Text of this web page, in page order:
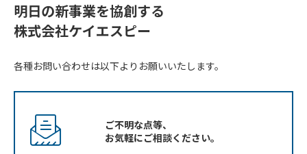
明日の新事業を協創する
株式会社ケイエスピー
各種お問い合わせは以下よりお願いいたします。
ご不明な点等、
お気軽にご相談ください。